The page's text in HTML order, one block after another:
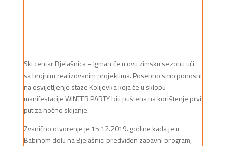
Ski centar Bjelašnica – Igman će u ovu zimsku sezonu ući
sa brojnim realizovanim projektima. Posebno smo ponosni
na osvijetljenje staze Kolijevka koja će u sklopu
manifestacije WINTER PARTY biti puštena na korištenje prvi
put za noćno skijanje.
Zvanično otvorenje je 15.12.2019. godine kada je u
Babinom dolu na Bjelašnici predviđen zabavni program,